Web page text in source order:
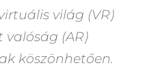
világ (VR)
valóság (AR)
köszönhetően.